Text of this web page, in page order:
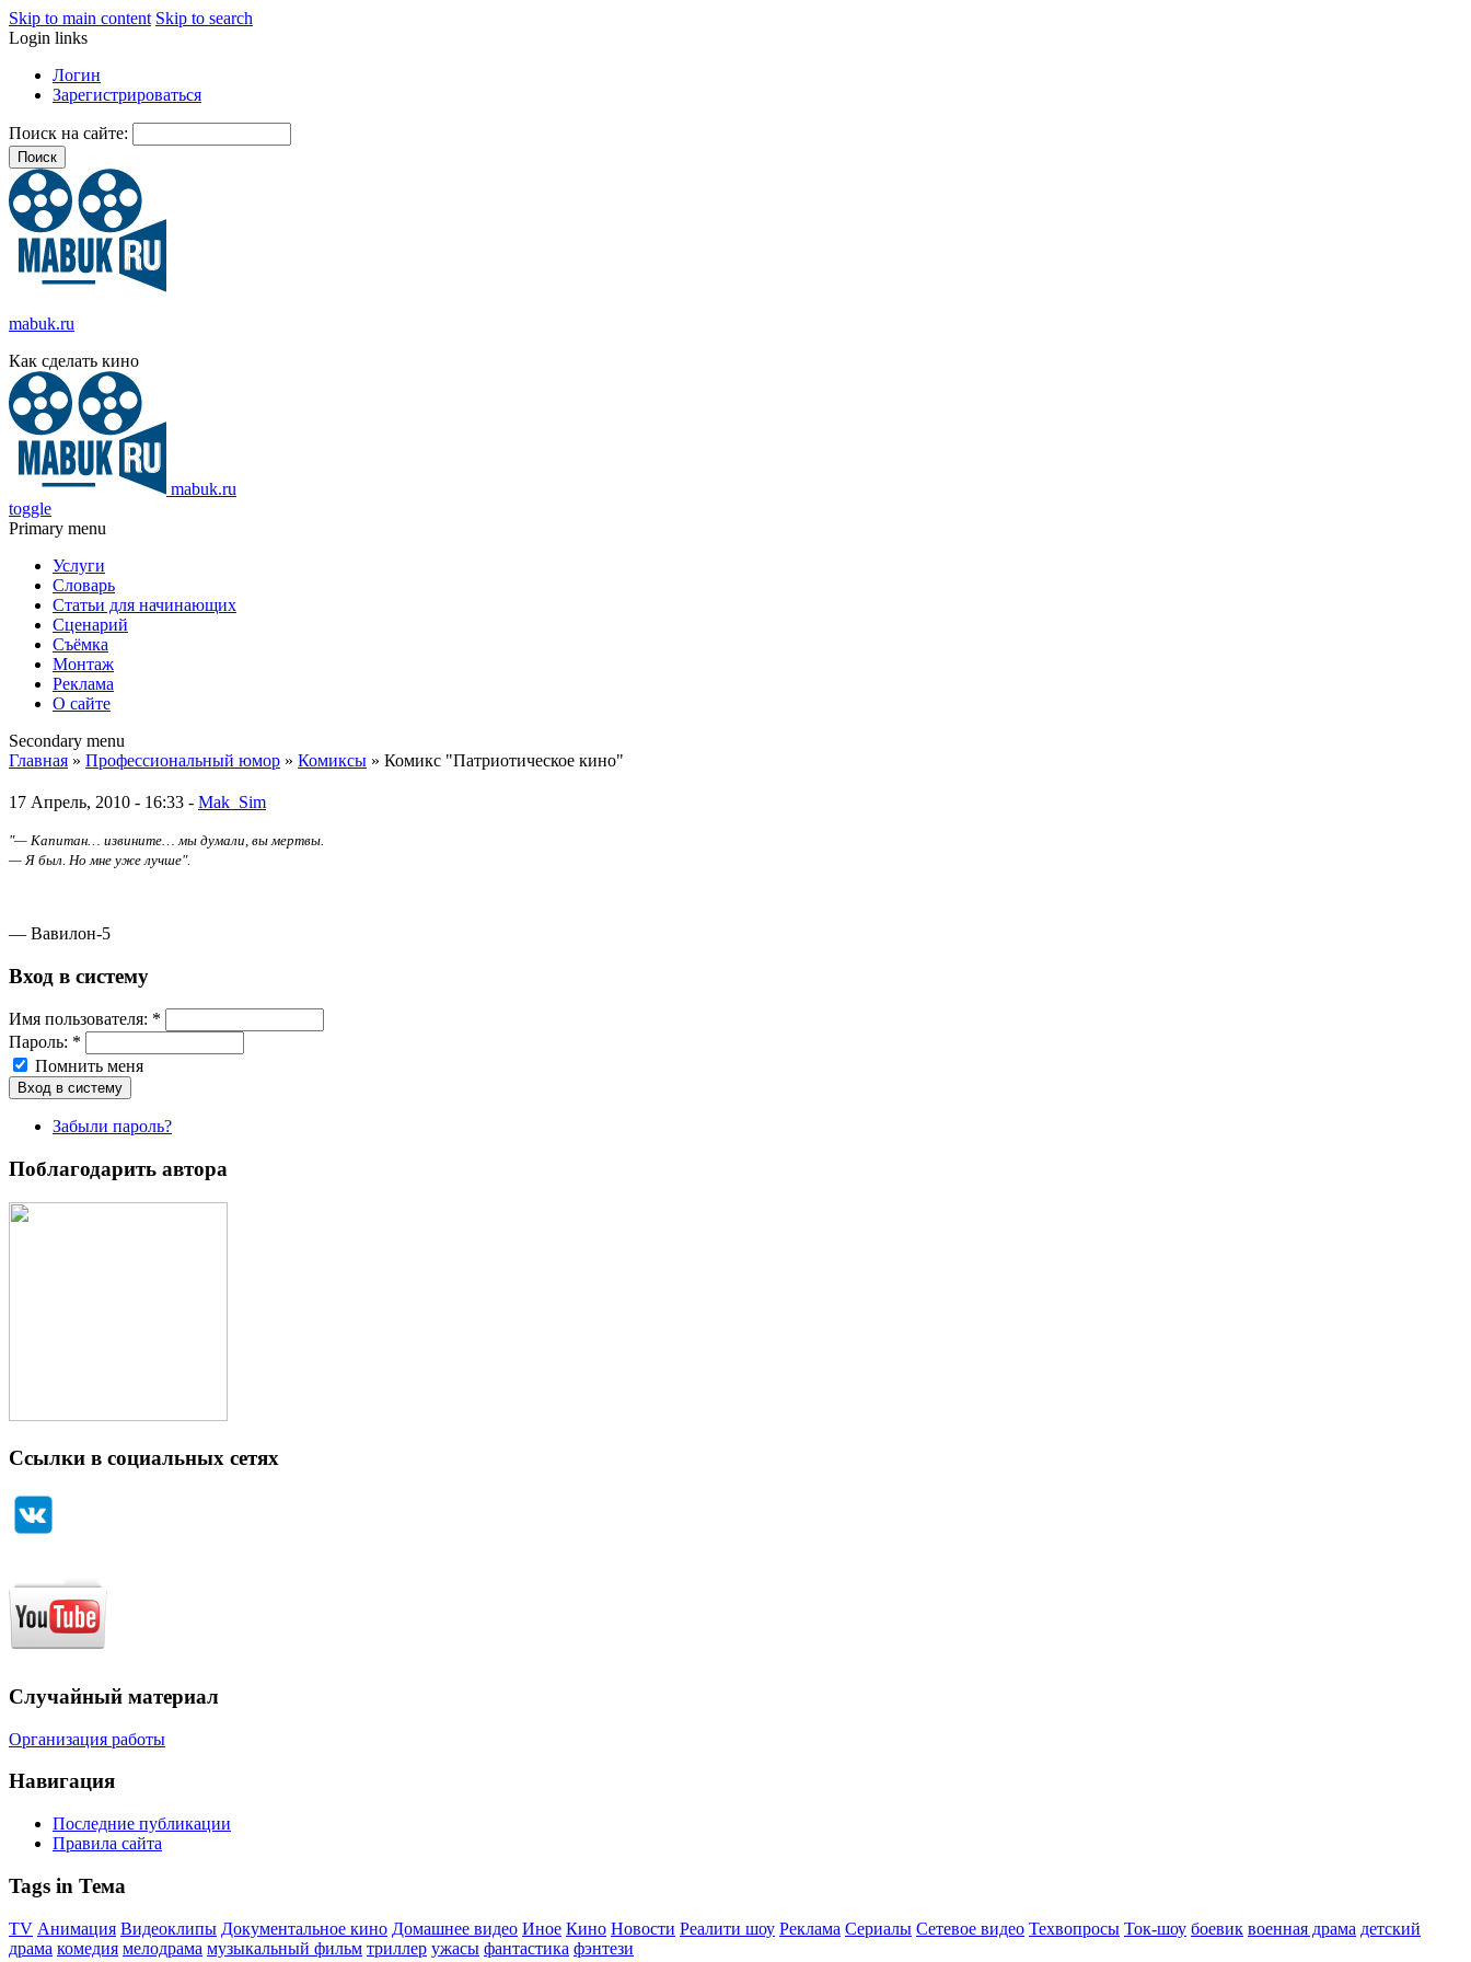
Skip to main content Skip to search
Login links
Логин
Зарегистрироваться
Поиск на сайте:
mabuk.ru
Как сделать кино
mabuk.ru
toggle
Primary menu
Услуги
Словарь
Статьи для начинающих
Сценарий
Съёмка
Монтаж
Реклама
О сайте
Secondary menu
Главная » Профессиональный юмор » Комиксы » Комикс "Патриотическое кино"
17 Апрель, 2010 - 16:33 - Mak_Sim
"— Капитан… извините… мы думали, вы мертвы.
— Я был. Но мне уже лучше".
— Вавилон-5
Вход в систему
Имя пoльзовaтeля: *
Пароль: *
Помнить меня
Забыли пароль?
Поблагодарить автора
Ссылки в социальных сетях
Случайный материал
Организация работы
Навигация
Последние публикации
Правила сайта
Tags in Тема
TV Анимация Видеоклипы Документальное кино Домашнее видео Иное Кино Новости Реалити шоу Реклама Сериалы Сетевое видео Техвопросы Ток-шоу боевик военная драма детский
драма комедия мелодрама музыкальный фильм триллер ужасы фантастика фэнтези